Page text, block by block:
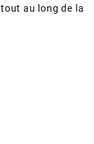
au long de la